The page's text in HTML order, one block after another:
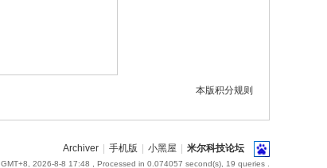
本版积分规则
Archiver 手机版 小黑屋 米尔科技论坛
GMT+8, 2026-8-8 17:48 , Processed in 0.074057 second(s), 19 queries .